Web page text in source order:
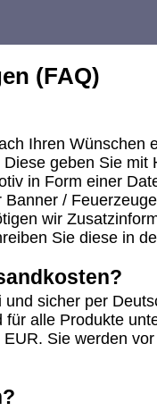
(FAQ)
Ihren Wünschen
geben Sie mit
in Form einer
/
wir
Sie diese in
sicher per
alle Produkte
Sie werden